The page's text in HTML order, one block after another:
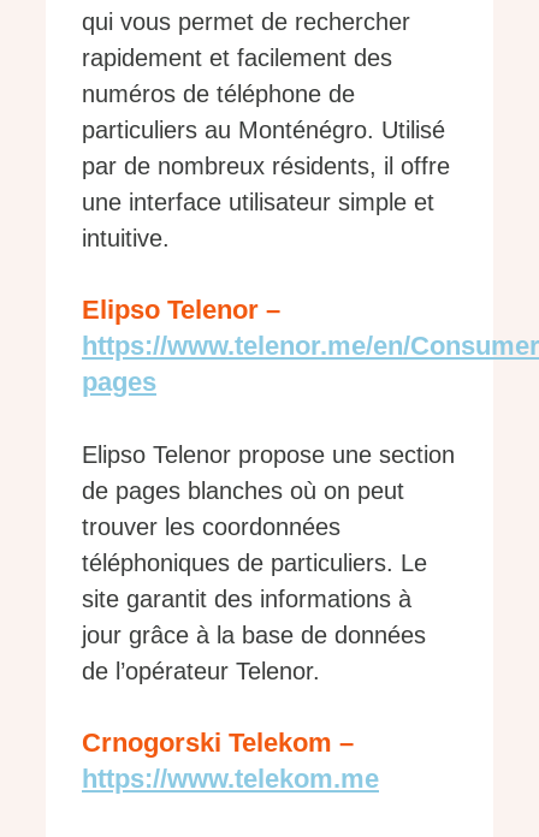
qui vous permet de rechercher
rapidement et facilement des
numéros de téléphone de
particuliers au Monténégro. Utilisé
par de nombreux résidents, il offre
une interface utilisateur simple et
intuitive.
Elipso Telenor –
https://www.telenor.me/en/
pages
Elipso Telenor propose une section
de pages blanches où on peut
trouver les coordonnées
téléphoniques de particuliers. Le
site garantit des informations à
jour grâce à la base de données
de l’opérateur Telenor.
Crnogorski Telekom –
https://www.telekom.me